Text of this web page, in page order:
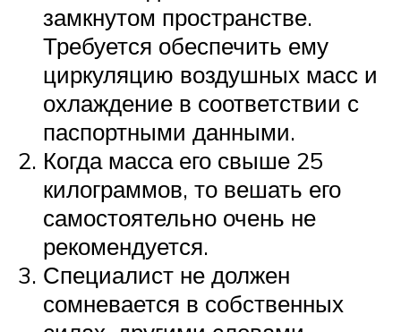
замкнутом пространстве.
Требуется обеспечить ему
циркуляцию воздушных масс и
охлаждение в соответствии с
паспортными данными.
Когда масса его свыше 25
килограммов, то вешать его
самостоятельно очень не
рекомендуется.
Специалист не должен
сомневается в собственных